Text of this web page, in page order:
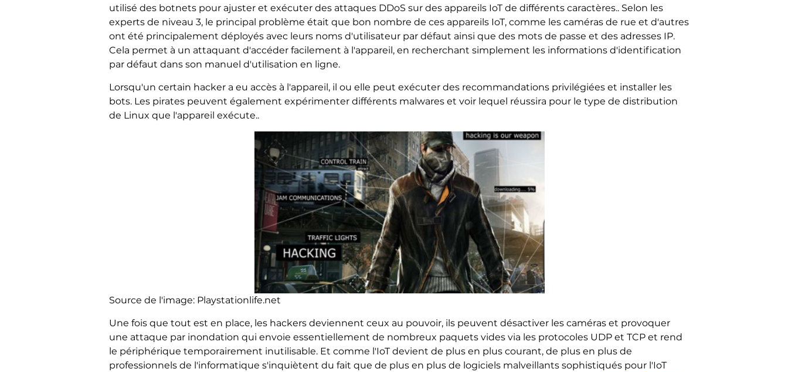
utilisé des botnets pour ajuster et exécuter des attaques DDoS sur des appareils IoT de différents caractères.. Selon les
experts de niveau 3, le principal problème était que bon nombre de ces appareils IoT, comme les caméras de rue et d'autres
ont été principalement déployés avec leurs noms d'utilisateur par défaut ainsi que des mots de passe et des adresses IP.
Cela permet à un attaquant d'accéder facilement à l'appareil, en recherchant simplement les informations d'identification
par défaut dans son manuel d'utilisation en ligne.
Lorsqu'un certain hacker a eu accès à l'appareil, il ou elle peut exécuter des recommandations privilégiées et installer les
bots. Les pirates peuvent également expérimenter différents malwares et voir lequel réussira pour le type de distribution
de Linux que l'appareil exécute..
Source de l'image: Playstationlife.net
Une fois que tout est en place, les hackers deviennent ceux au pouvoir, ils peuvent désactiver les caméras et provoquer
une attaque par inondation qui envoie essentiellement de nombreux paquets vides via les protocoles UDP et TCP et rend
le périphérique temporairement inutilisable. Et comme l'IoT devient de plus en plus courant, de plus en plus de
professionnels de l'informatique s'inquiètent du fait que de plus en plus de logiciels malveillants sophistiqués pour l'IoT